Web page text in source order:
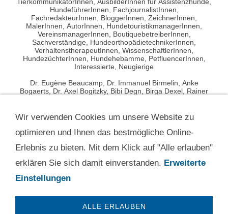
HundeführerInnen, FachjournalistInnen,
FachredakteurInnen, BloggerInnen, ZeichnerInnen,
MalerInnen, AutorInnen, HundetouristikmanagerInnen,
VereinsmanagerInnen, BoutiquebetreiberInnen,
Sachverständige, HundeorthopädietechnikerInnen,
VerhaltenstherapeutInnen, WissenschaftlerInnen,
HundezüchterInnen, Hundehebamme, PetfluencerInnen,
Interessierte, Neugierige
Dr. Eugène Beaucamp, Dr. Immanuel Birmelin, Anke
Bogaerts, Dr. Axel Bogitzky, Bibi Degn, Birga Dexel, Rainer
Professor Dr. Martin S. Fischer, Ellen Friedrich, Michael
Hartmann, Bianka Kerres, Ines Kivelitz, Dr. Nadine Klein, Dr.
Charlotte Kolodzey, Eva-Maria Krämer, Verena Kretzer, Petra
Kriegel, Gerd Leder, Perdita Lübbe-Scheuermann, Dr.
Nitzschner, Mo Peichl, Ina Pfeifle, Dr. Carlo Pingen, Lisa
Andreas Stünkel, Dr. Dominique M. Tordy, Nadine Wolf, Dr.
Wir verwenden Cookies um unsere Website zu
optimieren und Ihnen das bestmögliche Online-
Erlebnis zu bieten. Mit dem Klick auf "Alle erlauben"
erklären Sie sich damit einverstanden. Erweiterte
Einstellungen
ALLE ERLAUBEN